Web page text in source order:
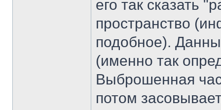
его так сказать
пространство
подобное).
(именно так
Выброшенная
потом